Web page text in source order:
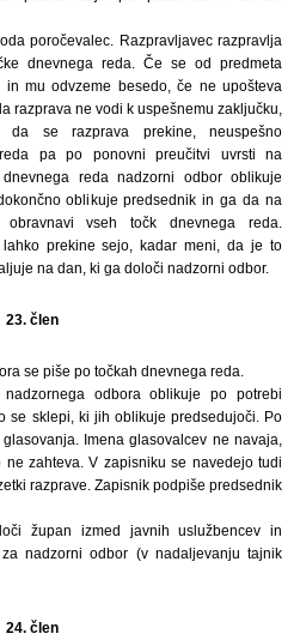
poročevalec. Razpravljavec razpravlja
dnevnega reda. Če se od predmeta
mu odvzeme besedo, če ne upošteva
razprava ne vodi k uspešnemu zaključku,
se razprava prekine, neuspešno
pa po ponovni preučitvi uvrsti na
reda nadzorni odbor oblikuje
oblikuje predsednik in ga da na
vseh točk dnevnega reda.
lahko prekine sejo, kadar meni, da je to
na dan, ki ga določi nadzorni odbor.
23. člen
se piše po točkah dnevnega reda.
odbora oblikuje po potrebi
se sklepi, ki jih oblikuje predsedujoči. Po
Imena glasovalcev ne navaja,
zahteva. V zapisniku se navedejo tudi
razprave. Zapisnik podpiše predsednik
župan izmed javnih uslužbencev in
nadzorni odbor (v nadaljevanju tajnik
24. člen